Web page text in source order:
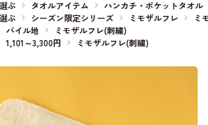
ぶ タオルアイテム
ハンカチ・ポケットタオル
ぶ シーズン限定シリーズ ミモザルフレ
ミ
パイル地
ミモザルフレ(刺繍)
1,101～3,300円 ミモザルフレ(刺繍)